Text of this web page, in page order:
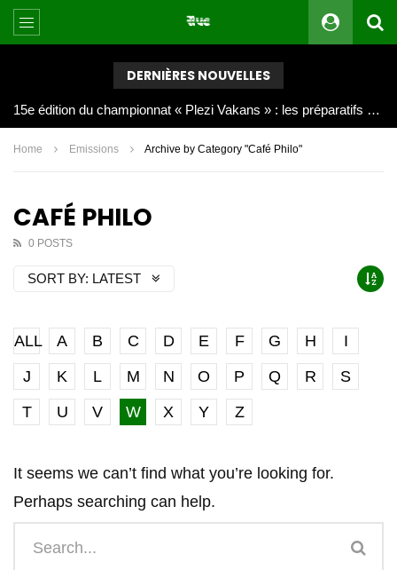
DERNIÈRES NOUVELLES
Joy Clerf Derisier, sur les traces de son père : évangéliser par la musique
Home Emissions Archive by Category "Café Philo"
CAFÉ PHILO
0 POSTS
SORT BY: LATEST
ALL A B C D E F G H
I
J
K L M N O P Q R
S
T
U V W X Y Z
It seems we can’t find what you’re looking for.
Perhaps searching can help.